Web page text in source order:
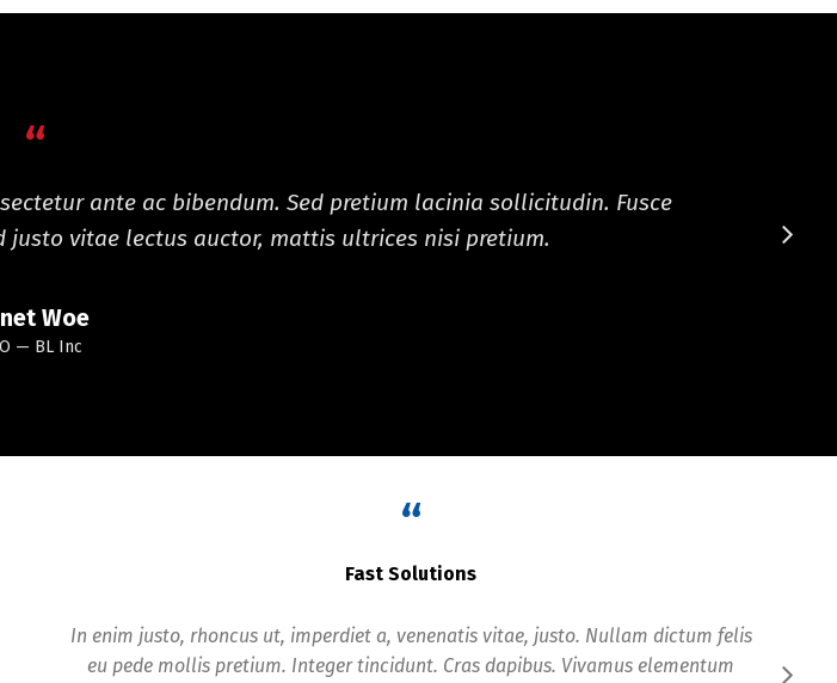
“
ante ac bibendum. Sed pretium lacinia sollicitudin. Fusce
justo vitae lectus auctor, mattis ultrices nisi pretium.
Woe
BL Inc
“
Fast Solutions
In enim justo, rhoncus ut, imperdiet a, venenatis vitae, justo. Nullam dictum felis
eu pede mollis pretium. Integer tincidunt. Cras dapibus. Vivamus elementum